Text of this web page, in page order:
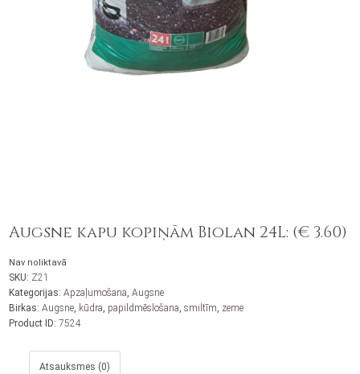
Augsne kapu kopiņām Biolan 24L: (€ 3.60)
Nav noliktavā
SKU: Z21
Kategorijas:Apzaļumošana,Augsne
Birkas:Augsne, kūdra, papildmēslošana,smiltīm, zeme
Product ID:7524
Atsauksmes (0)